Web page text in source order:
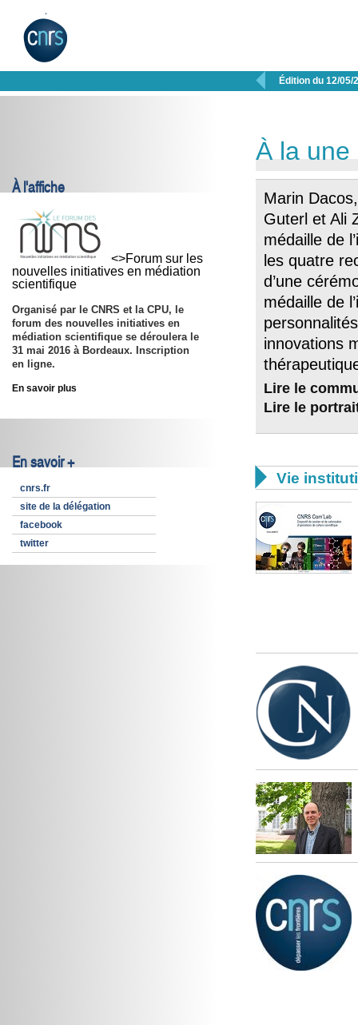
 Édition du 12/05/
À l'affiche
<>Forum sur les
nouvelles initiatives en médiation
scientifique
Organisé par le CNRS et la CPU, le
forum des nouvelles initiatives en
médiation scientifique se déroulera le
31 mai 2016 à Bordeaux. Inscription
en ligne.
En savoir plus
En savoir +
cnrs.fr
site de la délégation
facebook
twitter
À la une
Marin
Guterl et Ali
médaille de
les quatre
d’une
médaille de
innovations
Lire le
Lire le
 Vie